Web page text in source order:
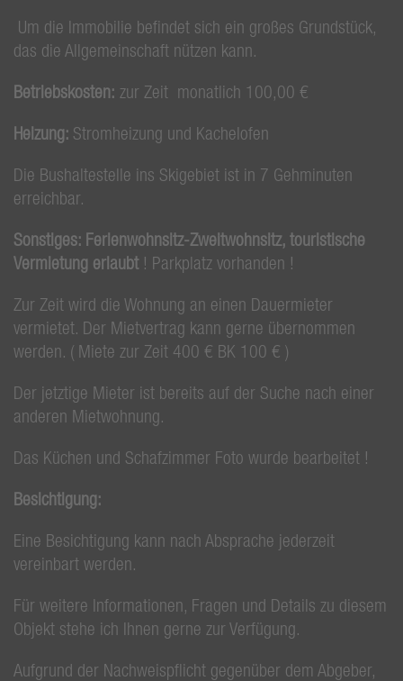
Um die Immobilie befindet sich ein großes Grundstück,
das die Allgemeinschaft nützen kann.
Betriebskosten: zur Zeit monatlich 100,00 €
Heizung: Stromheizung und Kachelofen
Die Bushaltestelle ins Skigebiet ist in 7 Gehminuten
erreichbar.
Sonstiges: Ferienwohnsitz-Zweitwohnsitz, touristische
Vermietung erlaubt ! Parkplatz vorhanden !
Zur Zeit wird die Wohnung an einen Dauermieter
vermietet. Der Mietvertrag kann gerne übernommen
werden. ( Miete zur Zeit 400 € BK 100 € )
Der jetztige Mieter ist bereits auf der Suche nach einer
anderen Mietwohnung.
Das Küchen und Schafzimmer Foto wurde bearbeitet !
Besichtigung:
Eine Besichtigung kann nach Absprache jederzeit
vereinbart werden.
Für weitere Informationen, Fragen und Details zu diesem
Objekt stehe ich Ihnen gerne zur Verfügung.
Aufgrund der Nachweispflicht gegenüber dem Abgeber,